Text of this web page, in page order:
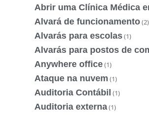
Abrir uma Clínica Médica
Alvará de funcionamento(2)
Alvarás para escolas(1)
Alvarás para postos de
Anywhere office(1)
Ataque na nuvem (1)
Auditoria Contábil (1)
Auditoria externa(1)